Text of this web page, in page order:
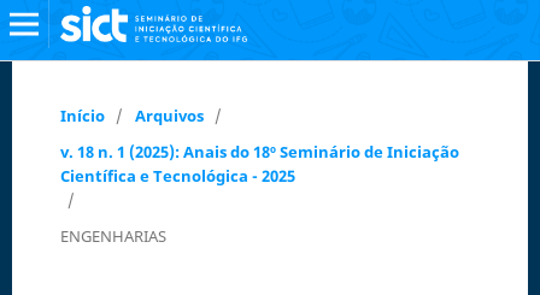
Início / Arquivos /
v. 18 n. 1 (2025): Anais do 18º Seminário de Iniciação
Científica e Tecnológica - 2025
/
ENGENHARIAS